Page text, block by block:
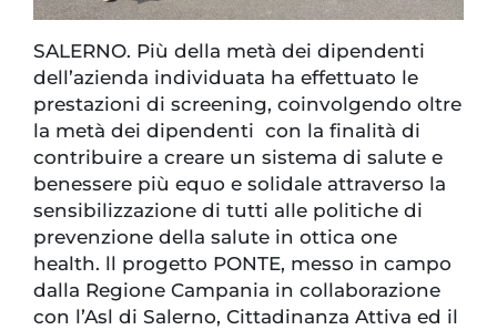
SALERNO. Più della metà dei dipendenti
dell’azienda individuata ha effettuato le
prestazioni di screening, coinvolgendo oltre
la metà dei dipendenti con la finalità di
contribuire a creare un sistema di salute e
benessere più equo e solidale attraverso la
sensibilizzazione di tutti alle politiche di
prevenzione della salute in ottica one
health. ll progetto PONTE, messo in campo
dalla Regione Campania in collaborazione
con l’Asl di Salerno, Cittadinanza Attiva ed il